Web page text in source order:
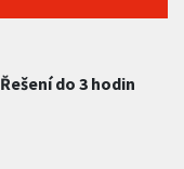
Řešení do 3 hodin